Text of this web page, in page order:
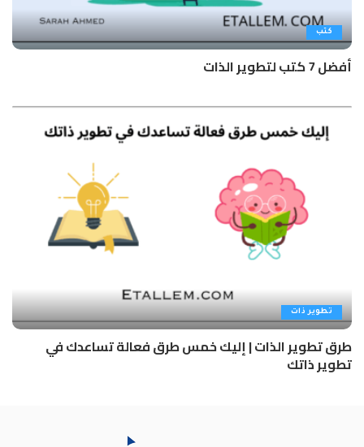
كتب
أفضل 7 كتب لتطوير الذات
تطوير ذات
طرق تطوير الذات | إليك خمس طرق فعالة تساعدك في
تطوير ذاتك